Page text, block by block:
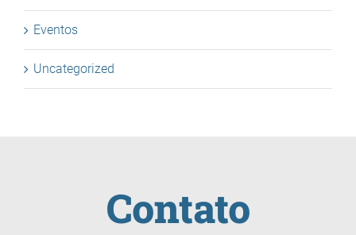
Eventos
Uncategorized
Contato